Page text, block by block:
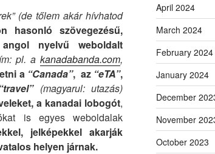
(de tőlem akár hívhatod
hasonló szövegezésű,
nyelvű weboldalt
pl. akanadabanda.com,
a “Canada”, az “eTA”,
“travel” (magyarul: utazás)
a kanadai lobogót,
is egyes weboldalak
jelképekkel akarják
helyen járnak.
April 2024
March 2024
February 2024
January 2024
December
November
October 2023